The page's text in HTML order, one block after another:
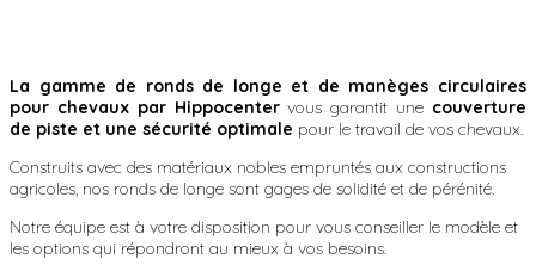
La gamme de ronds de longe et de manèges circulaires
pour chevaux par Hippocentervous garantit une couverture
de piste et une sécurité optimale pour le travail de vos chevaux.
Construits avec des matériaux nobles empruntés aux constructions
agricoles, nos ronds de longe sont gages de solidité et de pérénité.
Notre équipe est à votre disposition pour vous conseiller le modèle et
les options qui répondront au mieux à vos besoins.